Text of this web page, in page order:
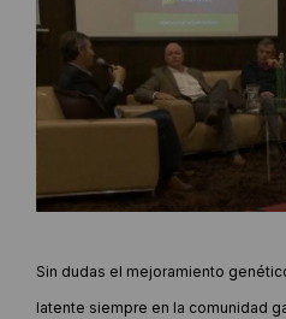
Sin dudas el mejoramiento
latente siempre en la comunidad